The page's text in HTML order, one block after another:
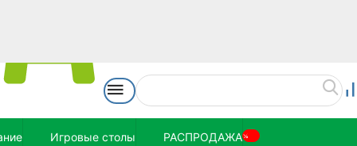
Игровые столы РАСПРОДАЖА%